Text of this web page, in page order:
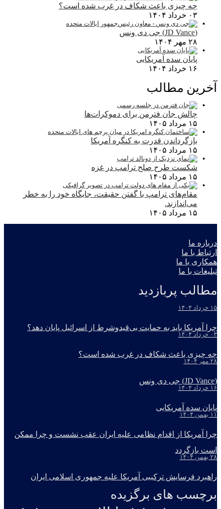
چه چیزی باعث شکاف در غرب شده است؟
۰۳ خرداد ۱۴۰۴
(JD Vance) جی دی ونس
۲۸ مهر ۱۴۰۴
پایان سده آمریکایی
۱۶ خرداد ۱۴۰۴
آخرین مطالب
چالش جان فترمن برای دموکرات‌ها
۱۵ مرداد ۱۴۰۵
بازگرداندن قدرت به کنگره آمریکا
۱۵ مرداد ۱۴۰۵
شکست طرح صلح ترامپ در غزه
۱۵ مرداد ۱۴۰۵
مقام‌های ترامپ با گفتن حقیقت، جایگاه خود را به خطر
می‌اندازند.
۱۵ مرداد ۱۴۰۵
درباره ما
ارتباط با ما
همکاری با ما
تبلیغات با ما
مطالب پربازدید
۱۵ خرداد ۱۴۰۴
چرا آمریکا باید به حمایت بی‌قیدوشرط از اسرائیل پایان دهد؟
۰۳ خرداد ۱۴۰۴
چه چیزی باعث شکاف در غرب شده است؟
۲۸ مهر ۱۴۰۴
(JD Vance) جی دی ونس
۱۶ خرداد ۱۴۰۴
پایان سده آمریکایی
۱۱ بهمن ۱۴۰۴
چرا آمریکا از اقدام نظامی علیه ایران عقب نشست و چرا ممکن
است بازگردد
۲۸ بهمن ۱۴۰۴
راهبرد فرسایش ترکیبی آمریکا علیه جمهوری اسلامی ایران
برچسب های برگزیده